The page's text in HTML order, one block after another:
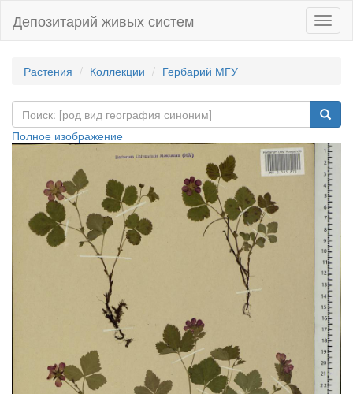
Депозитарий живых систем
Растения Коллекции Гербарий МГУ
Полное изображение